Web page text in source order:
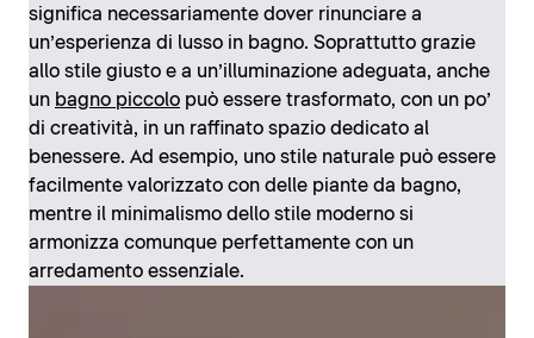
significa necessariamente dover rinunciare a
un’esperienza di lusso in bagno. Soprattutto grazie
allo stile giusto e a un’illuminazione adeguata, anche
un bagno piccolo può essere trasformato, con un po’
di creatività, in un raffinato spazio dedicato al
benessere. Ad esempio, uno stile naturale può essere
facilmente valorizzato con delle piante da bagno,
mentre il minimalismo dello stile moderno si
armonizza comunque perfettamente con un
arredamento essenziale.